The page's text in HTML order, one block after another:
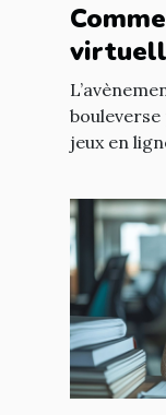
elles
jeux en